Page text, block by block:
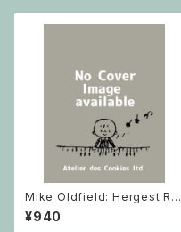
Mike Oldfield: Hergest Rid
ge / ピアノ
¥940